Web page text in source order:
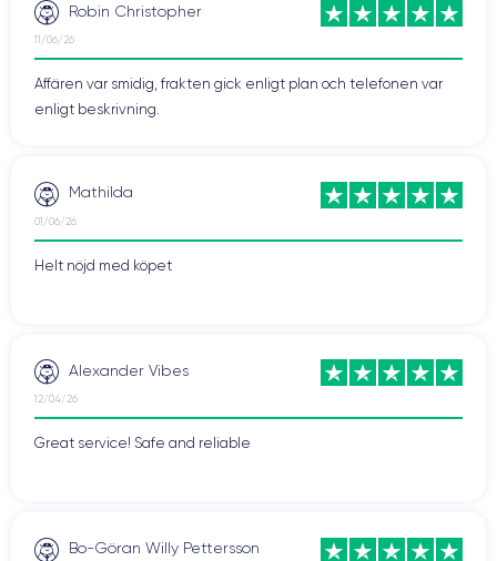
Robin Christopher
11/06/26
Affären var smidig, frakten gick enligt plan och telefonen var
enligt beskrivning.
Mathilda
01/06/26
Helt nöjd med köpet
Alexander Vibes
12/04/26
Great service! Safe and reliable
Bo-Göran Willy Pettersson